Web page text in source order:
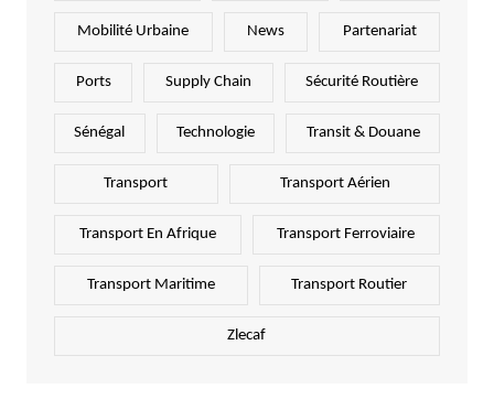
Mobilité Urbaine News Partenariat
Ports Supply Chain Sécurité Routière
Sénégal Technologie Transit & Douane
Transport Transport Aérien
Transport En Afrique Transport Ferroviaire
Transport Maritime Transport Routier
Zlecaf